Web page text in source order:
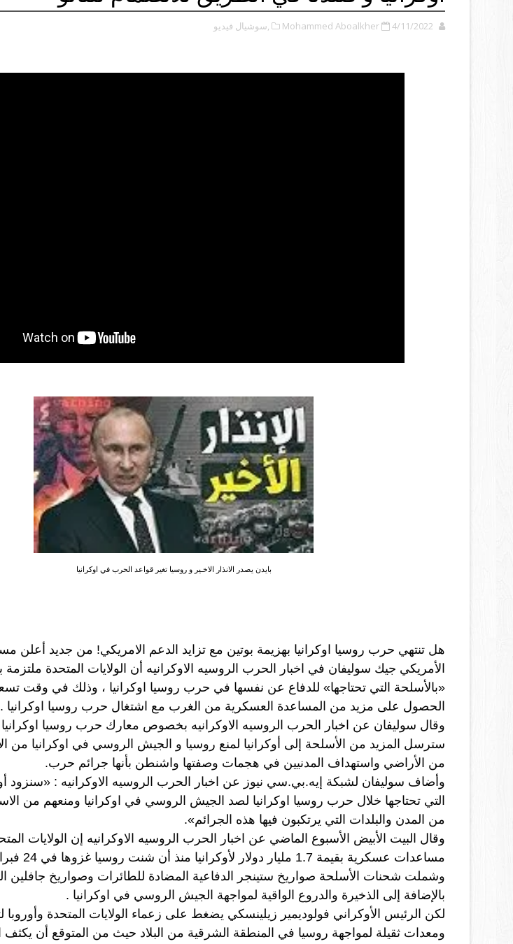
Mohammed Aboalkher 4/11/2022 ,سوشيال فيديو
بايدن يصدر الانذار الاخـير و روسيا تغير قواعد الحرب في اوكرانيا
هل تنتهي حرب روسيا اوكرانيا
الأمريكي جيك سوليفان في اخبار الحرب الروسيه الاوكرانيه أن الولايات المتحدة
الحصول على مزيد من المساعدة العسكرية من الغرب مع اشتغال حرب روسيا اوكرانيا .
وقال سوليفان عن اخبار الحرب الروسيه الاوكرانيه
من الأراضي واستهداف المدنيين في هجمات وصفتها واشنطن بأنها جرائم حرب.
من المدن والبلدات التي يرتكبون فيها هذه الجرائم».
مساعدات عسكرية بقيمة 1.7 مليار دولار لأوكرانيا منذ أن شنت روسيا غزوها في 24 فبراير .
بالإضافة إلى الذخيرة والدروع الواقية لمواجهة الجيش الروسي في اوكرانيا .